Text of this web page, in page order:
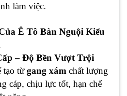
làm việc.
Ê Tô Bàn Nguội Kiểu
– Độ Bền Vượt Trội
tạo từgang xám chất lượng
cáp, chịu lực tốt, hạn chế